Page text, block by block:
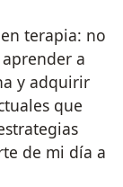
terapia: no
a
y adquirir
que
de mi día a